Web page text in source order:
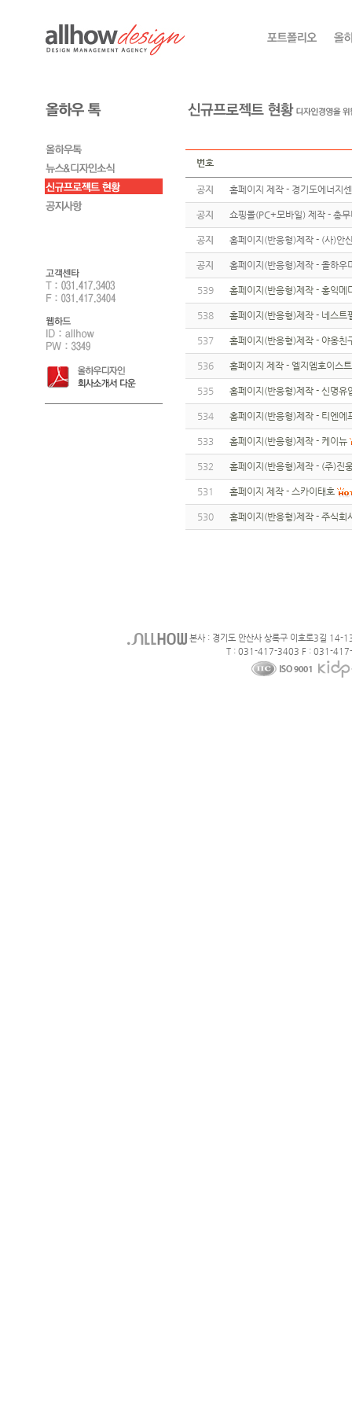
번호
공지 홈페이지 제작 - 경기도에너지
공지 쇼핑몰(PC+모바일) 제작 - 총
공지 홈페이지(반응형)제작 - (사)안
공지 홈페이지(반응형)제작 - 올하우
539 홈페이지(반응형)제작 - 홍익메
538 홈페이지(반응형)제작 - 네스트
537 홈페이지(반응형)제작 - 야옹친
536 홈페이지 제작 - 엘지엠호이스트
535 홈페이지(반응형)제작 - 신명유
534 홈페이지(반응형)제작 - 티엔에
533 홈페이지(반응형)제작 - 케이뉴
532 홈페이지(반응형)제작 - (주)진
531 홈페이지 제작 - 스카이태호
530 홈페이지(반응형)제작 - 주식회
본사 : 경기도 안산사 상록구 이호로3길 14-
T : 031-417-3403 F : 031-